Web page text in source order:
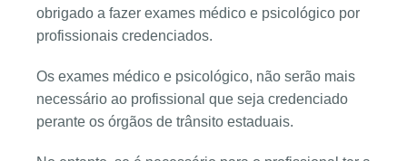
obrigado a fazer exames médico e psicológico por
profissionais credenciados.
Os exames médico e psicológico, não serão mais
necessário ao profissional que seja credenciado
perante os órgãos de trânsito estaduais.